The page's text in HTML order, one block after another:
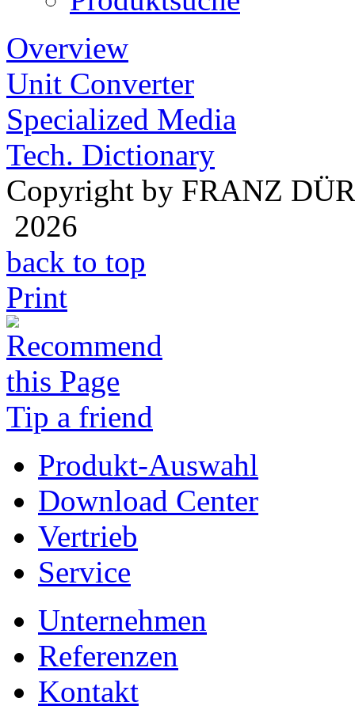
Overview
Unit Converter
Specialized Media
Tech. Dictionary
Copyright by FRANZ
2026
back to top
Print
Tip a friend
Produkt-Auswahl
Download Center
Vertrieb
Service
Unternehmen
Referenzen
Kontakt